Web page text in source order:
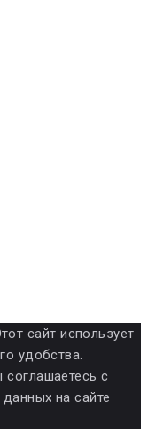
сайт использует
удобства.
с
на сайте